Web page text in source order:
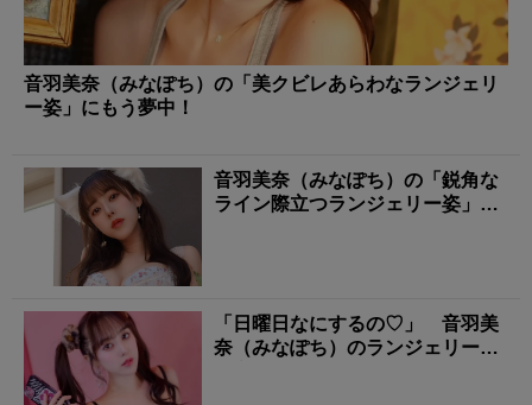
音羽美奈（みなぽち）の「美クビレあらわなランジェリ
ー姿」にもう夢中！
音羽美奈（みなぽち）の「鋭角な
ライン際立つランジェリー姿」に
「日曜日なにするの♡」 音羽美
奈（みなぽち）のランジェリー姿